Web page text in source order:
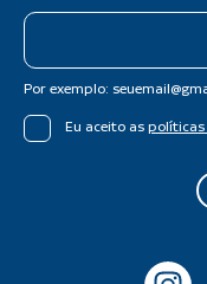
E-
mail
Por exemplo:
TermosEu aceito as